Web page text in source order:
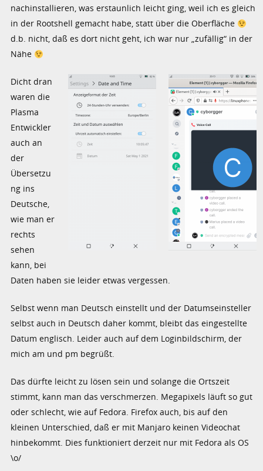
nachinstallieren, was erstaunlich leicht ging, weil ich es gleich
in der Rootshell gemacht habe, statt über die Oberfläche
d.b. nicht, daß es dort nicht geht, ich war nur „zufällig“ in der
Nähe
Dicht dran
waren die
Plasma
Entwickler
auch an
der
Übersetzu
ng ins
Deutsche,
wie man er
rechts
sehen
kann, bei
Daten haben sie leider etwas vergessen.
Selbst wenn man Deutsch einstellt und der Datumseinsteller
selbst auch in Deutsch daher kommt, bleibt das eingestellte
Datum englisch. Leider auch auf dem Loginbildschirm, der
mich am und pm begrüßt.
Das dürfte leicht zu lösen sein und solange die Ortszeit
stimmt, kann man das verschmerzen. Megapixels läuft so gut
oder schlecht, wie auf Fedora. Firefox auch, bis auf den
kleinen Unterschied, daß er mit Manjaro keinen Videochat
hinbekommt. Dies funktioniert derzeit nur mit Fedora als OS
\o/